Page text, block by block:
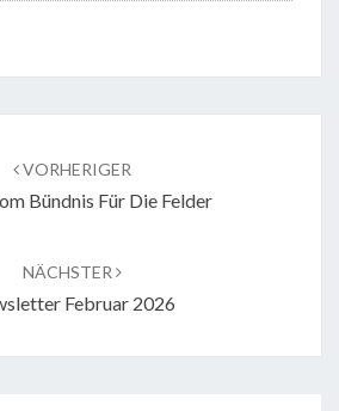
VORHERIGER
Bündnis Für Die Felder
NÄCHSTER
Februar 2026